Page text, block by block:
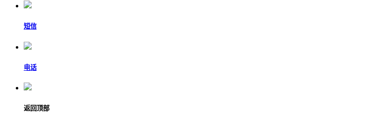
短信
电话
返回顶部